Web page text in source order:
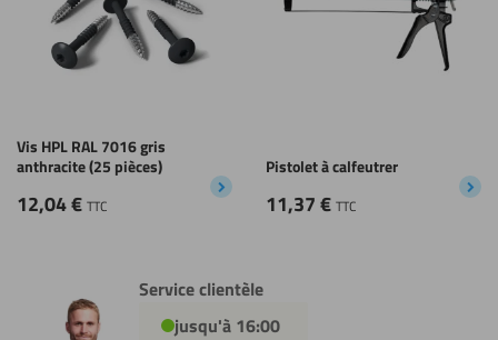
Vis HPL RAL 7016 gris
anthracite (25 pièces)
12,04€ TTC
Pistolet à calfeutrer
11,37€ TTC
Service clientèle
jusqu'à 16:00